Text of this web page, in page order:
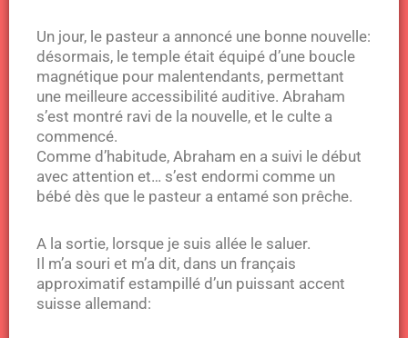
Un jour, le pasteur a annoncé une bonne nouvelle:
désormais, le temple était équipé d’une boucle
magnétique pour malentendants, permettant
une meilleure accessibilité auditive. Abraham
s’est montré ravi de la nouvelle, et le culte a
commencé.
Comme d’habitude, Abraham en a suivi le début
avec attention et… s’est endormi comme un
bébé dès que le pasteur a entamé son prêche.
A la sortie, lorsque je suis allée le saluer.
Il m’a souri et m’a dit, dans un français
approximatif estampillé d’un puissant accent
suisse allemand: